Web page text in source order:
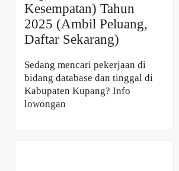
Kesempatan) Tahun
2025 (Ambil Peluang,
Daftar Sekarang)
Sedang mencari pekerjaan di
bidang database dan tinggal di
Kabupaten Kupang? Info
lowongan